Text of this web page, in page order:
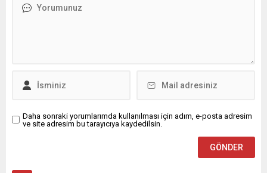
Daha sonraki yorumlarımda kullanılması için adım, e-posta adresim
ve site adresim bu tarayıcıya kaydedilsin.